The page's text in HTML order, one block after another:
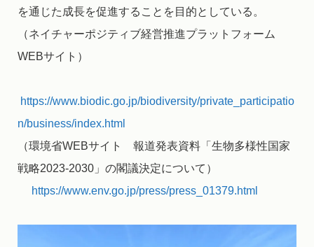
を通じた成長を促進することを目的としている。
（ネイチャーポジティブ経営推進プラットフォーム
WEBサイト）
https://www.biodic.go.jp/biodiversity/private_participatio
n/business/index.html
（環境省WEBサイト 報道発表資料「生物多様性国家
戦略2023-2030」の閣議決定について）
https://www.env.go.jp/press/press_01379.html